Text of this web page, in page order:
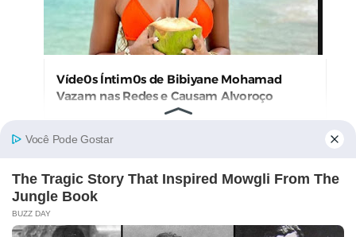
Víde0s Íntim0s de Bibiyane Mohamad
Vazam nas Redes e Causam Alvoroço